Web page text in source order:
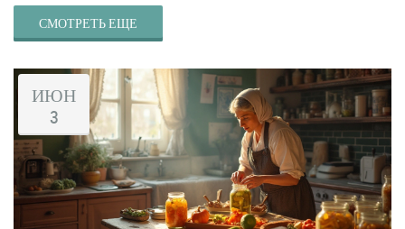
этой области будет интересно узнать о секретах успешной
консервации.
СМОТРЕТЬ ЕЩЕ
ИЮН
3